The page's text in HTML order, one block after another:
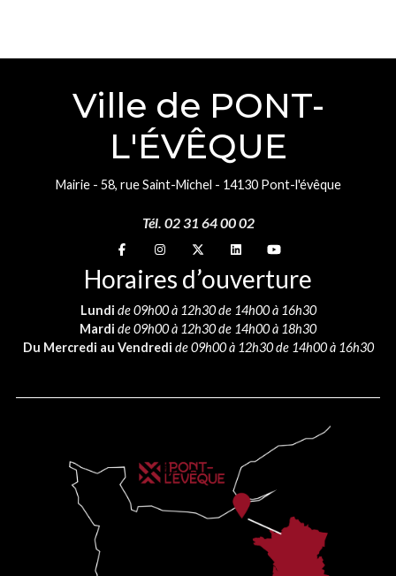
Ville de PONT-
L'ÉVÊQUE
Mairie - 58, rue Saint-Michel - 14130 Pont-l'évêque
Tél. 02 31 64 00 02
Suivez-nous sur
Suivez-nous sur
Suivez-nous sur
Suivez-nous sur
Suivez-nous sur
Horaires d’ouverture
Lundi de 09h00 à 12h30 de 14h00 à 16h30
Mardi de 09h00 à 12h30 de 14h00 à 18h30
Du Mercredi au Vendredi de 09h00 à 12h30 de 14h00 à 16h30